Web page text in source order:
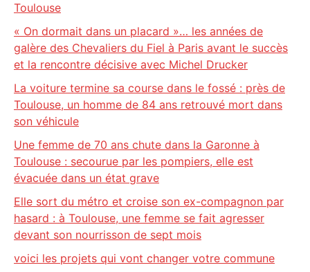
Toulouse
« On dormait dans un placard »… les années de
galère des Chevaliers du Fiel à Paris avant le succès
et la rencontre décisive avec Michel Drucker
La voiture termine sa course dans le fossé : près de
Toulouse, un homme de 84 ans retrouvé mort dans
son véhicule
Une femme de 70 ans chute dans la Garonne à
Toulouse : secourue par les pompiers, elle est
évacuée dans un état grave
Elle sort du métro et croise son ex-compagnon par
hasard : à Toulouse, une femme se fait agresser
devant son nourrisson de sept mois
voici les projets qui vont changer votre commune